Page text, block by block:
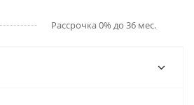
Рассрочка 0% до 36 мес.